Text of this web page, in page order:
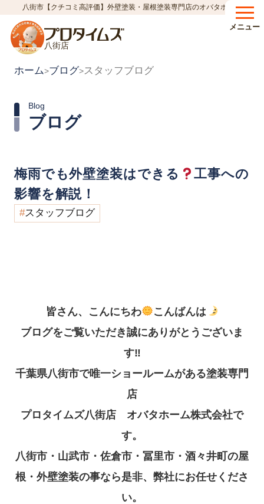
八街市【クチコミ高評価】外壁塗装・屋根塗装専門店のオバタホーム
八街店
メニュー
ホーム>ブログ>スタッフブログ
ブログ
Blog
梅雨でも外壁塗装はできる
工事への
影響を解説！
スタッフブログ
皆さん、こんにちわ
こんばんは
ブログをご覧いただき誠にありがとうございま
す‼︎
千葉県八街市で唯一ショールームがある塗装専門
店
プロタイムズ八街店 オバタホーム株式会社で
す。
八街市・山武市・佐倉市・冨里市・酒々井町の屋
根・外壁塗装の事なら是非、弊社にお任せくださ
い。